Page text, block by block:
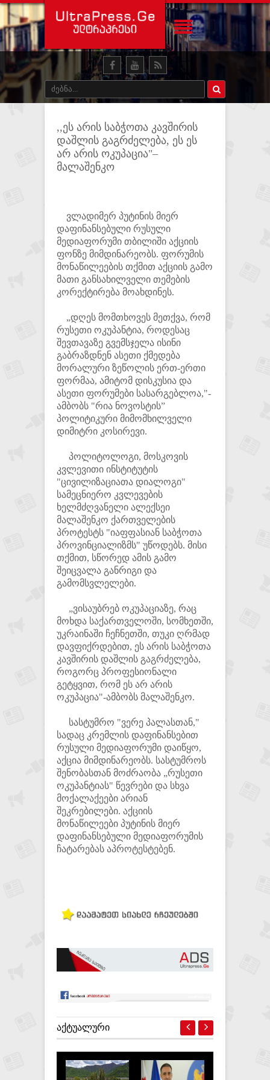
,,ეს არის საბჭოთა კავშირის
დაშლის გაგრძელება, ეს ეს
არ არის ოკუპაცია"–
მალაშენკო
ვლადიმერ პუტინის მიერ
დაფინანსებული რუსული
მედიაფორუმი თბილიში აქციის
ფონზე მიმდინარეობს. ფორუმის
მონაწილეების თქმით აქციის გამო
მათი განსახილველი თემების
კორექტირება მოახდინეს.
„დღეს მომთხოვეს მეთქვა, რომ
რუსეთი ოკუპანტია, როდესაც
შევთავაზე გვემსჯელა ისინი
გაბრაზდნენ ასეთი ქმედება
მორალური ზეწოლის ერთ-ერთი
ფორმაა, ამიტომ დისკუსია და
ასეთი ფორუმები სასარგებლოა,"-
ამბობს "რია ნოვოსტის”
პოლიტიკური მიმომხილველი
დიმიტრი კოსირევი.
პოლიტოლოგი, მოსკოვის
კვლევითი ინსტიტუტის
"ცივილიზაციათა დიალოგი"
სამეცნიერო კვლევების
ხელმძღვანელი ალექსეი
მალაშენკო ქართველების
პროტესტს "იაფფასიან საბჭოთა
პროვინციალიზმს" უწოდებს. მისი
თქმით, სწორედ ამის გამო
შეიცვალა განრიგი და
გამომსვლელები.
„ვისაუბრებ ოკუპაციაზე, რაც
მოხდა საქართველოში, სომხეთში,
უკრაინაში ჩეჩნეთში, თუკი ღრმად
დავფიქრდებით, ეს არის საბჭოთა
კავშირის დაშლის გაგრძელება,
როგორც პროფესიონალი
გეტყვით, რომ ეს არ არის
ოკუპაცია"-ამბობს მალაშენკო.
სასტუმრო "ვერე პალასთან,"
სადაც კრემლის დაფინანსებით
რუსული მედიაფორუმი დაიწყო,
აქცია მიმდინარეობს. სასტუმროს
შენობასთან მოძრაობა „რუსეთი
ოკუპანტიას" წევრები და სხვა
მოქალაქეები არიან
შეკრებილები. აქციის
მონაწილეები პუტინის მიერ
დაფინანსებული მედიაფორუმის
ჩატარებას აპროტესტებენ.
ᲐᲥᲢᲣᲐᲚᲣᲠᲘ